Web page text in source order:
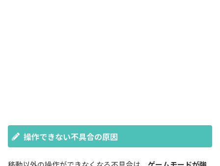
操作できない不具合の原因